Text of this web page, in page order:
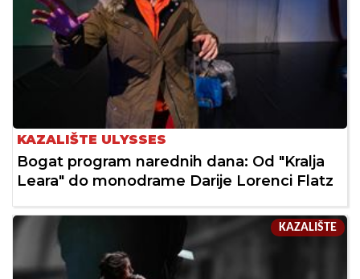
KAZALIŠTE ULYSSES
Bogat program narednih dana: Od "Kralja
Leara" do monodrame Darije Lorenci Flatz
KAZALIŠTE